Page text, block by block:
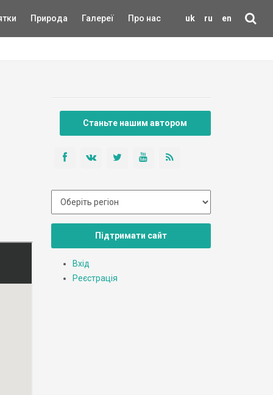
uk ru en
Природа Галереї Про нас
Станьте нашим автором
Підтримати сайт
Вхід
Реєстрація